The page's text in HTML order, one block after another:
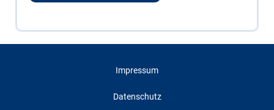
Impressum
Datenschutz